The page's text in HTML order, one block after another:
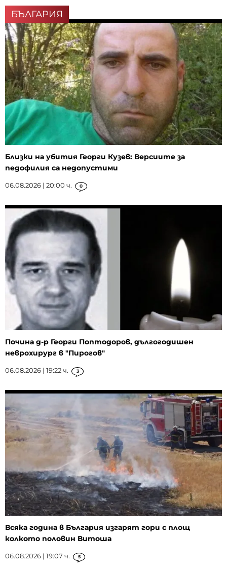
БЪЛГАРИЯ
Близки на убития Георги Кузев: Версиите за
педофилия са недопустими
06.08.2026 | 20:00 ч. 0
Почина д-р Георги Поптодоров, дългогодишен
неврохирург в "Пирогов"
06.08.2026 | 19:22 ч. 3
Всяка година в България изгарят гори с площ
колкото половин Витоша
06.08.2026 | 19:07 ч. 5